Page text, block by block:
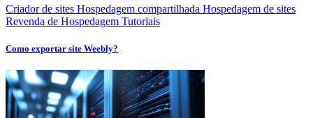
Criador de sites Hospedagem compartilhada Hospedagem de sites
Revenda de Hospedagem Tutoriais
Como exportar site Weebly?